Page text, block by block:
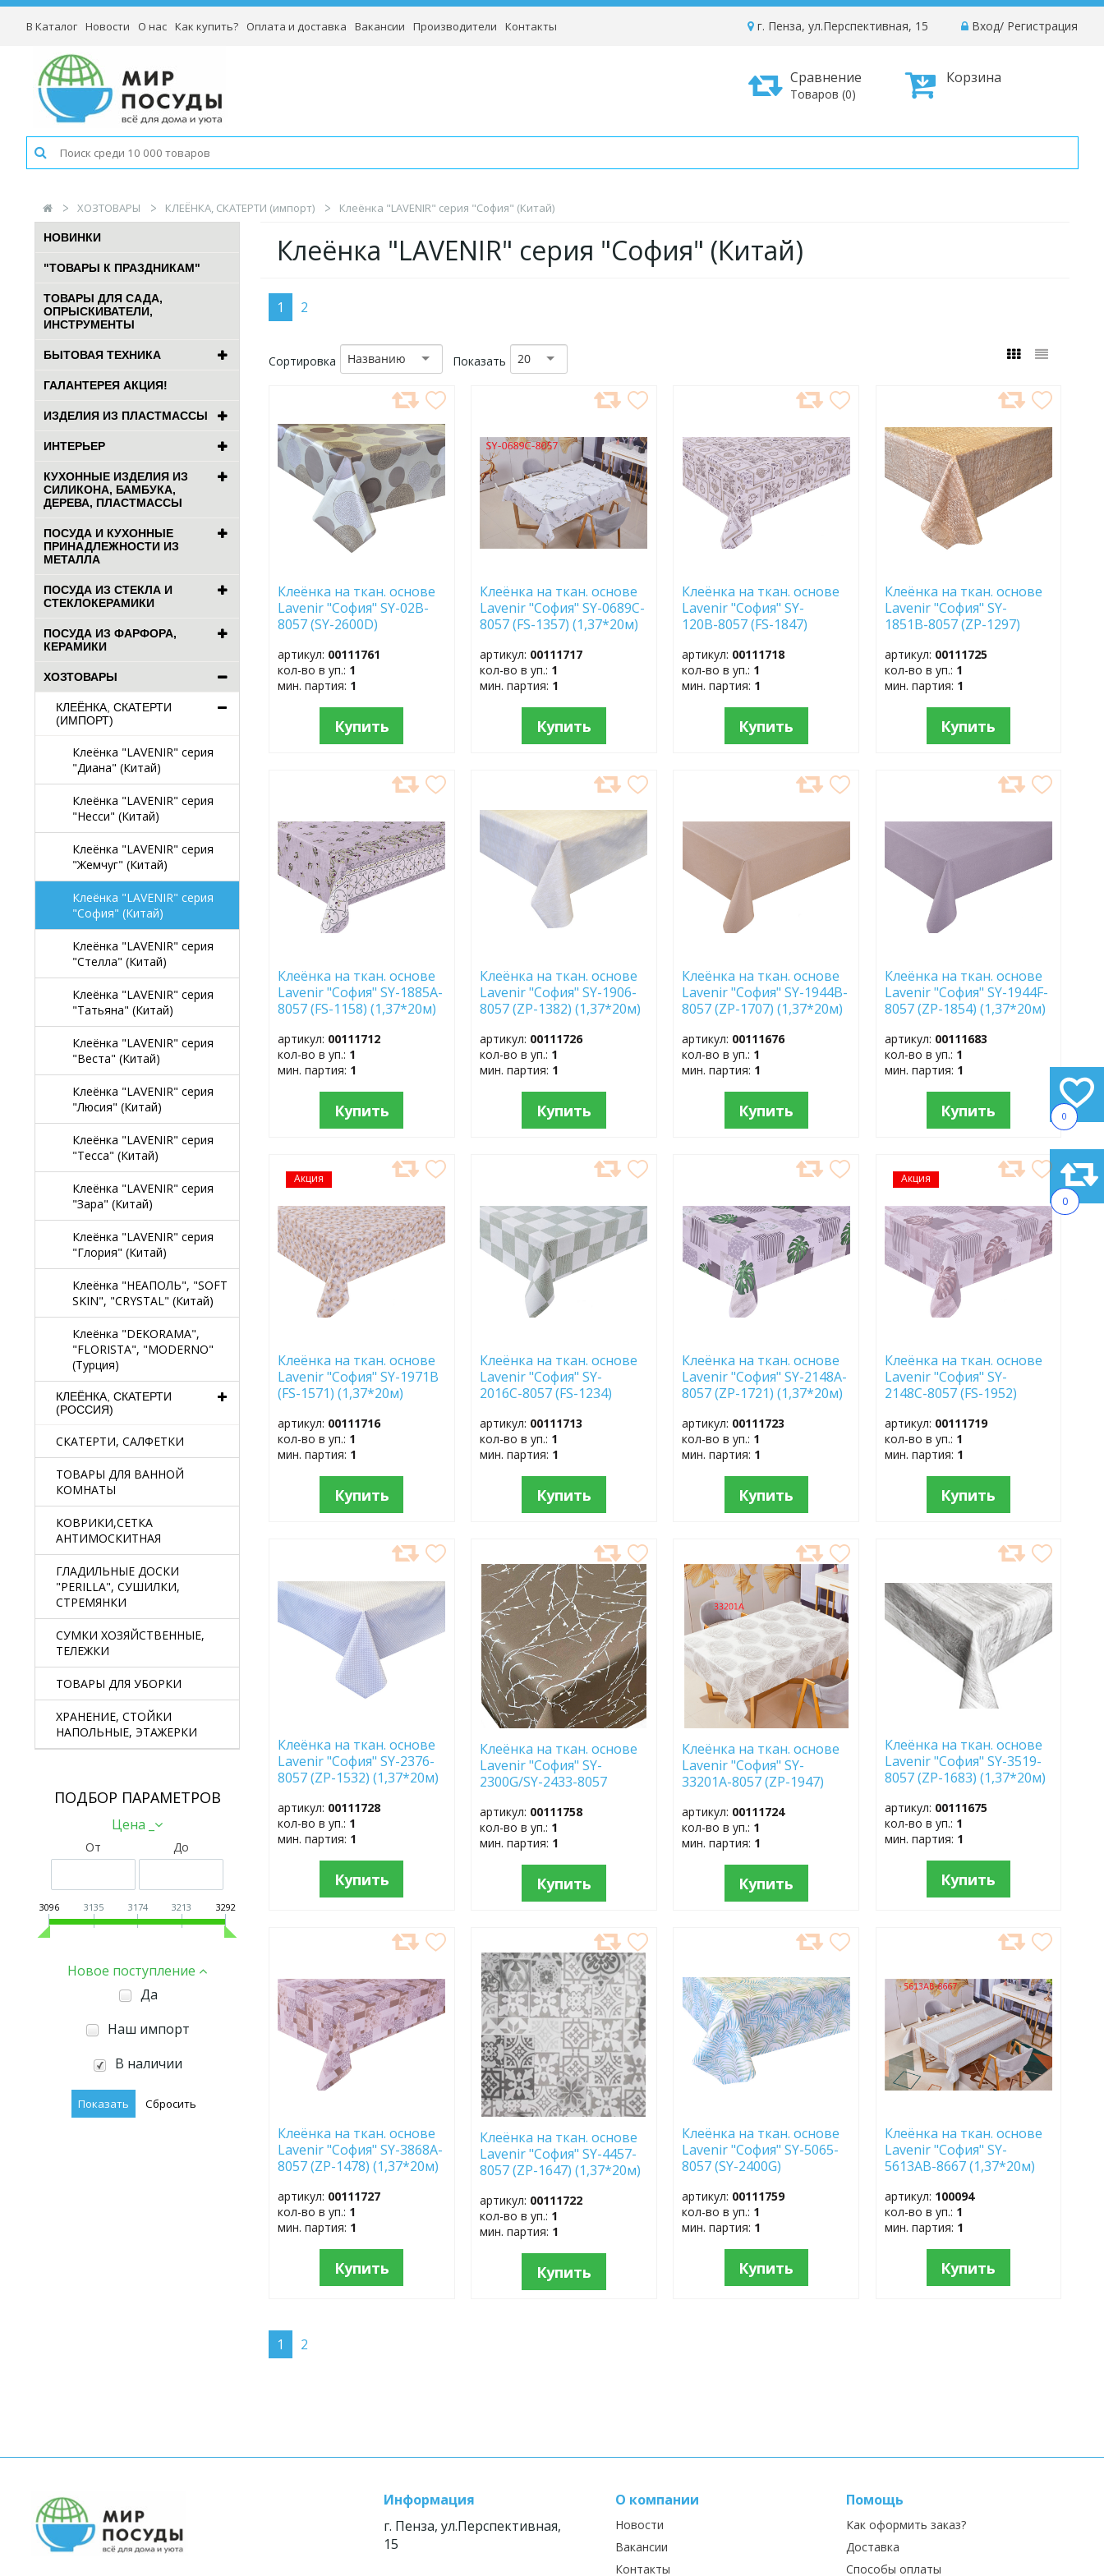
0
0
В Каталог Новости О нас Как купить? Оплата и доставка Вакансии Производители Контакты Вход/ Регистрация
г. Пенза, ул.Перспективная, 15
Корзина
Сравнение
Товаров (0)
ХОЗТОВАРЫ КЛЕЁНКА, СКАТЕРТИ (импорт) Клеёнка "LAVENIR" серия "София" (Китай)
НОВИНКИ
"ТОВАРЫ К ПРАЗДНИКАМ"
ТОВАРЫ ДЛЯ САДА,
ОПРЫСКИВАТЕЛИ,
ИНСТРУМЕНТЫ
БЫТОВАЯ ТЕХНИКА
ГАЛАНТЕРЕЯ АКЦИЯ!
ИЗДЕЛИЯ ИЗ ПЛАСТМАССЫ
ИНТЕРЬЕР
КУХОННЫЕ ИЗДЕЛИЯ ИЗ
СИЛИКОНА, БАМБУКА,
ДЕРЕВА, ПЛАСТМАССЫ
ПОСУДА И КУХОННЫЕ
ПРИНАДЛЕЖНОСТИ ИЗ
МЕТАЛЛА
ПОСУДА ИЗ СТЕКЛА И
СТЕКЛОКЕРАМИКИ
ПОСУДА ИЗ ФАРФОРА,
КЕРАМИКИ
ХОЗТОВАРЫ
КЛЕЁНКА, СКАТЕРТИ
(ИМПОРТ)
Клеёнка "LAVENIR" серия
"Диана" (Китай)
Клеёнка "LAVENIR" серия
"Несси" (Китай)
Клеёнка "LAVENIR" серия
"Жемчуг" (Китай)
Клеёнка "LAVENIR" серия
"София" (Китай)
Клеёнка "LAVENIR" серия
"Стелла" (Китай)
Клеёнка "LAVENIR" серия
"Татьяна" (Китай)
Клеёнка "LAVENIR" серия
"Веста" (Китай)
Клеёнка "LAVENIR" серия
"Люсия" (Китай)
Клеёнка "LAVENIR" серия
"Тесса" (Китай)
Клеёнка "LAVENIR" серия
"Зара" (Китай)
Клеёнка "LAVENIR" серия
"Глория" (Китай)
Клеёнка "НЕАПОЛЬ", "SOFT
SKIN", "CRYSTAL" (Китай)
Клеёнка "DEKORAMA",
"FLORISTA", "MODERNO"
(Турция)
КЛЕЁНКА, СКАТЕРТИ
(РОССИЯ)
СКАТЕРТИ, САЛФЕТКИ
ТОВАРЫ ДЛЯ ВАННОЙ
КОМНАТЫ
КОВРИКИ,СЕТКА
АНТИМОСКИТНАЯ
ГЛАДИЛЬНЫЕ ДОСКИ
"PERILLA", СУШИЛКИ,
СТРЕМЯНКИ
СУМКИ ХОЗЯЙСТВЕННЫЕ,
ТЕЛЕЖКИ
ТОВАРЫ ДЛЯ УБОРКИ
ХРАНЕНИЕ, СТОЙКИ
НАПОЛЬНЫЕ, ЭТАЖЕРКИ
ПОДБОР ПАРАМЕТРОВ
Цена _
От До
3096 3135 3174 3213 3292
Новое поступление
Да
Наш импорт
В наличии
Клеёнка "LAVENIR" серия "София" (Китай)
1 2
Сортировка Названию Показать 20
В
ИЗБРАННОЕ
Клеёнка на ткан. основе
Lavenir "София" SY-02B-
8057 (SY-2600D)
артикул: 00111761
кол-во в уп.: 1
мин. партия: 1
Купить
ИЗБРАННОЕ
Клеёнка на ткан. основе
Lavenir "София" SY-0689C-
8057 (FS-1357) (1,37*20м)
артикул: 00111717
кол-во в уп.: 1
мин. партия: 1
Купить
ИЗБРАННОЕ
Клеёнка на ткан. основе
Lavenir "София" SY-
120В-8057 (FS-1847)
артикул: 00111718
кол-во в уп.: 1
мин. партия: 1
Купить
ИЗБРАННОЕ
Клеёнка на ткан. основе
Lavenir "София" SY-
1851В-8057 (ZP-1297)
артикул: 00111725
кол-во в уп.: 1
мин. партия: 1
Купить
ИЗБРАННОЕ
Клеёнка на ткан. основе
Lavenir "София" SY-1885A-
8057 (FS-1158) (1,37*20м)
артикул: 00111712
кол-во в уп.: 1
мин. партия: 1
Купить
В
ИЗБРАННОЕ
Клеёнка на ткан. основе
Lavenir "София" SY-1906-
8057 (ZP-1382) (1,37*20м)
артикул: 00111726
кол-во в уп.: 1
мин. партия: 1
Купить
ИЗБРАННОЕ
Клеёнка на ткан. основе
Lavenir "София" SY-1944B-
8057 (ZP-1707) (1,37*20м)
артикул: 00111676
кол-во в уп.: 1
мин. партия: 1
Купить
ИЗБРАННОЕ
Клеёнка на ткан. основе
Lavenir "София" SY-1944F-
8057 (ZP-1854) (1,37*20м)
артикул: 00111683
кол-во в уп.: 1
мин. партия: 1
Купить
Акция
ДОБАВИТЬ
В
ИЗБРАННОЕ
Клеёнка на ткан. основе
Lavenir "София" SY-1971B
(FS-1571) (1,37*20м)
артикул: 00111716
кол-во в уп.: 1
мин. партия: 1
Купить
ИЗБРАННОЕ
Клеёнка на ткан. основе
Lavenir "София" SY-
2016С-8057 (FS-1234)
артикул: 00111713
кол-во в уп.: 1
мин. партия: 1
Купить
ИЗБРАННОЕ
Клеёнка на ткан. основе
Lavenir "София" SY-2148A-
8057 (ZP-1721) (1,37*20м)
артикул: 00111723
кол-во в уп.: 1
мин. партия: 1
Купить
Акция
ДОБАВИТЬ
В
ИЗБРАННОЕ
Клеёнка на ткан. основе
Lavenir "София" SY-
2148С-8057 (FS-1952)
артикул: 00111719
кол-во в уп.: 1
мин. партия: 1
Купить
ИЗБРАННОЕ
Клеёнка на ткан. основе
Lavenir "София" SY-2376-
8057 (ZP-1532) (1,37*20м)
артикул: 00111728
кол-во в уп.: 1
мин. партия: 1
Купить
ДОБАВИТЬ
В
ИЗБРАННОЕ
Клеёнка на ткан. основе
Lavenir "София" SY-
2300G/SY-2433-8057
артикул: 00111758
кол-во в уп.: 1
мин. партия: 1
Купить
ДОБАВИТЬ
В
ИЗБРАННОЕ
Клеёнка на ткан. основе
Lavenir "София" SY-
33201А-8057 (ZP-1947)
артикул: 00111724
кол-во в уп.: 1
мин. партия: 1
Купить
ИЗБРАННОЕ
Клеёнка на ткан. основе
Lavenir "София" SY-3519-
8057 (ZP-1683) (1,37*20м)
артикул: 00111675
кол-во в уп.: 1
мин. партия: 1
Купить
ИЗБРАННОЕ
Клеёнка на ткан. основе
Lavenir "София" SY-3868A-
8057 (ZP-1478) (1,37*20м)
артикул: 00111727
кол-во в уп.: 1
мин. партия: 1
Купить
ДОБАВИТЬ
В
ИЗБРАННОЕ
Клеёнка на ткан. основе
Lavenir "София" SY-4457-
8057 (ZP-1647) (1,37*20м)
артикул: 00111722
кол-во в уп.: 1
мин. партия: 1
Купить
ИЗБРАННОЕ
Клеёнка на ткан. основе
Lavenir "София" SY-5065-
8057 (SY-2400G)
артикул: 00111759
кол-во в уп.: 1
мин. партия: 1
Купить
ИЗБРАННОЕ
Клеёнка на ткан. основе
Lavenir "София" SY-
5613AB-8667 (1,37*20м)
артикул: 100094
кол-во в уп.: 1
мин. партия: 1
Купить
1 2
Информация
г. Пенза, ул.Перспективная,
15
О компании
Новости
Вакансии
Контакты
Помощь
Как оформить заказ?
Доставка
Способы оплаты